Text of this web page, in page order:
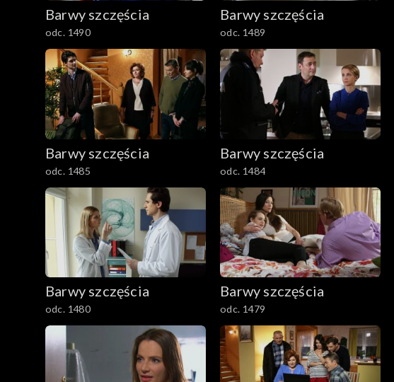
2201–2300
2101–2200
2001–2100
1901–2000
1801–1900
1701–1800
1601–1700
1501–1600
1401–1500
1301–1400
Barwy szczęścia
odc. 1490
Barwy szczęścia
odc. 1489
Barwy szczęścia
odc. 1485
Barwy szczęścia
odc. 1484
Barwy szczęścia
odc. 1480
Barwy szczęścia
odc. 1479